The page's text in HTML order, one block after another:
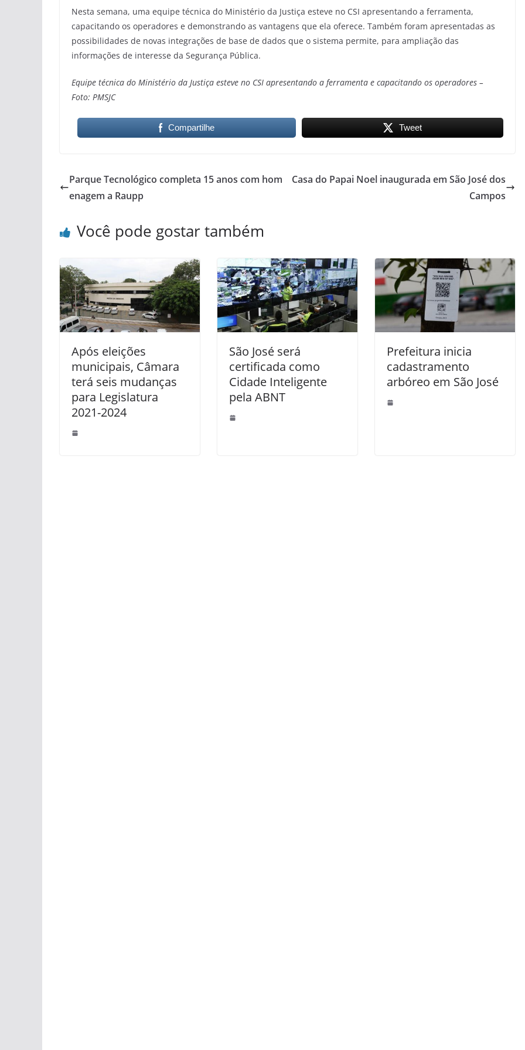
Nesta semana, uma equipe técnica do Ministério da Justiça esteve no CSI apresentando a ferramenta,
capacitando os operadores e demonstrando as vantagens que ela oferece. Também foram apresentadas as
possibilidades de novas integrações de base de dados que o sistema permite, para ampliação das
informações de interesse da Segurança Pública.
Equipe técnica do Ministério da Justiça esteve no CSI apresentando a ferramenta e capacitando os operadores –
Foto: PMSJC
Compartilhe Tweet
Parque Tecnológico completa 15 anos com hom
enagem a Raupp
Casa do Papai Noel inaugurada em São José dos
Campos
Você pode gostar também
Após eleições
municipais, Câmara
terá seis mudanças
para Legislatura
2021-2024
São José será
certificada como
Cidade Inteligente
pela ABNT
Prefeitura inicia
cadastramento
arbóreo em São José